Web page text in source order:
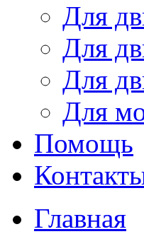
Для
Для
Для
Для
Помощь
Главная